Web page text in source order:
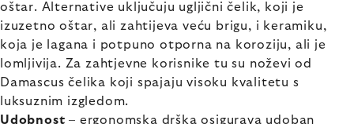
oštar. Alternative uključuju ugljični čelik, koji je
izuzetno oštar, ali zahtijeva veću brigu, i keramiku,
koja je lagana i potpuno otporna na koroziju, ali je
lomljivija. Za zahtjevne korisnike tu su noževi od
Damascus čelika koji spajaju visoku kvalitetu s
luksuznim izgledom.
Udobnost – ergonomska drška osigurava udoban